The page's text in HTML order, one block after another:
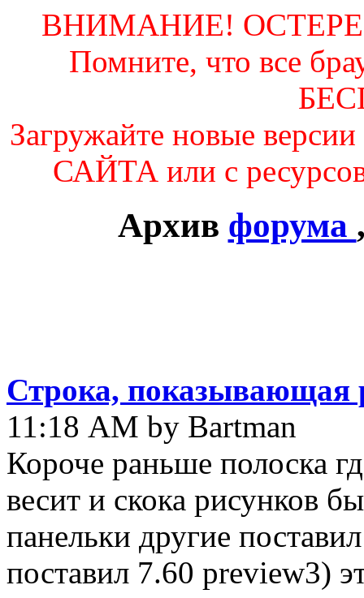
ВНИМАНИЕ!
Помните, что все
Загружайте новые
САЙТА или с
Архив форума
Строка, показывающая
11:18 AM by Bartman
Короче раньше полоска
весит и скока рисунков
панельки другие
поставил 7.60 preview3)